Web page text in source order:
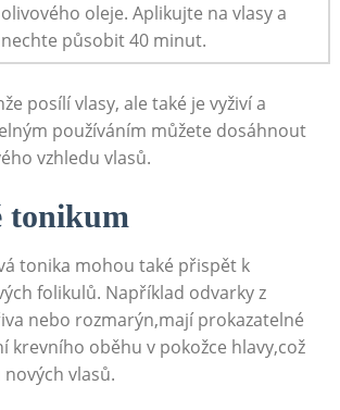
olivového ​oleje. Aplikujte na vlasy a
nechte působit 40 minut.
‍posílí vlasy, ale ⁣také je vyživí a
používáním můžete dosáhnout
vzhledu vlasů.
tonikum
tonika mohou také⁢ přispět k
folikulů. Například odvarky ⁣z
nebo rozmarýn,mají prokazatelné
krevního oběhu v pokožce hlavy,což
vlasů.